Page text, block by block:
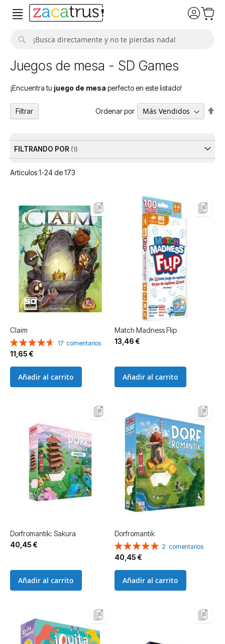
Juegos de mesa - SD Games
¡Encuentra tu juego de mesa perfecto en este listado!
Artículos1-24de173
Ordenar por
Claim
Valoración:
93%
17 comentarios
11,65 €
Añadir al carrito
Match Madness Flip
13,46 €
Añadir al carrito
Dorfromantik: Sakura
40,45 €
Añadir al carrito
Dorfromantik
Valoración:
100%
2 comentarios
40,45 €
Añadir al carrito
Filtrar
FILTRANDO POR